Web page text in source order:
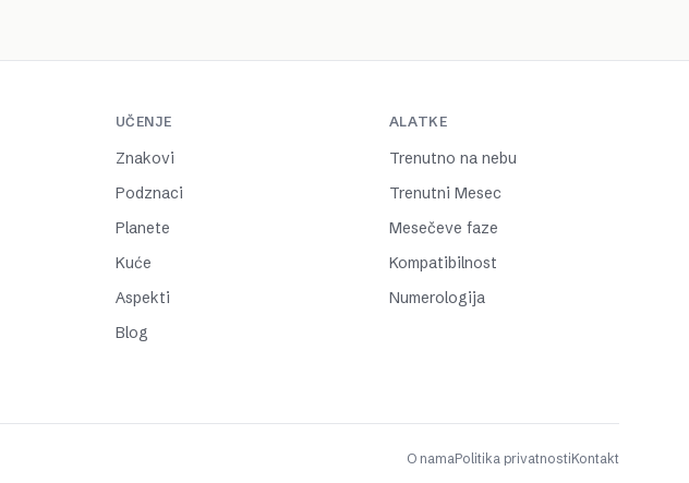
UČENJE
Znakovi
Podznaci
Planete
Kuće
Aspekti
Blog
ALATKE
Trenutno na nebu
Trenutni Mesec
Mesečeve faze
Kompatibilnost
Numerologija
O namaPolitika privatnostiKontakt